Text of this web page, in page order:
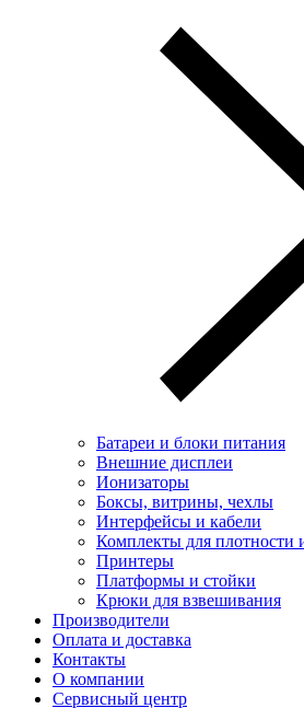
Батареи и блоки питания
Внешние дисплеи
Ионизаторы
Боксы, витрины, чехлы
Интерфейсы и кабели
Комплекты для плотности
Принтеры
Платформы и стойки
Крюки для взвешивания
Производители
Оплата и доставка
Контакты
О компании
Сервисный центр